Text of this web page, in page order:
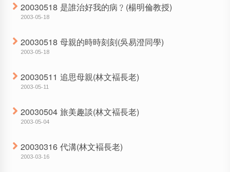
20030518 是誰治好我的病﹖(楊明倫教授)
2003-05-18
20030518 母親的時時刻刻(吳易澄同學)
2003-05-18
20030511 追思母親(林文褔長老)
2003-05-11
20030504 旅美趣談(林文褔長老)
2003-05-04
20030316 代溝(林文褔長老)
2003-03-16